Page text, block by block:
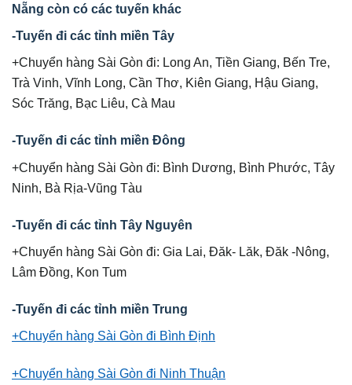
Nẵng còn có các tuyến khác
-Tuyến đi các tỉnh miền Tây
+Chuyển hàng Sài Gòn đi: Long An, Tiền Giang, Bến Tre,
Trà Vinh, Vĩnh Long, Cần Thơ, Kiên Giang, Hậu Giang,
Sóc Trăng, Bạc Liêu, Cà Mau
-Tuyến đi các tỉnh miền Đông
+Chuyển hàng Sài Gòn đi: Bình Dương, Bình Phước, Tây
Ninh, Bà Rịa-Vũng Tàu
-Tuyến đi các tỉnh Tây Nguyên
+Chuyển hàng Sài Gòn đi: Gia Lai, Đăk- Lăk, Đăk -Nông,
Lâm Đồng, Kon Tum
-Tuyến đi các tỉnh miền Trung
+Chuyển hàng Sài Gòn đi Bình Định
+Chuyển hàng Sài Gòn đi Ninh Thuận